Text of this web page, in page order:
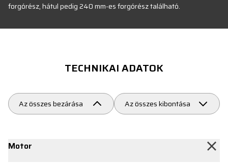
forgórész, hátul pedig 240 mm-es forgórész található.
TECHNIKAI ADATOK
Az összes bezárása Az összes kibontása
Motor